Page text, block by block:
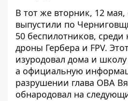
В тот же вторник, 12 мая,
выпустили по
50 беспилотников, среди
дроны Гербера и FPV.
изуродовал дома и
а официальную
разрушении глава ОВА
обнародовал на